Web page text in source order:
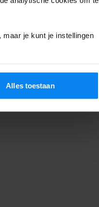
je kunt je instellingen
Alles toestaan